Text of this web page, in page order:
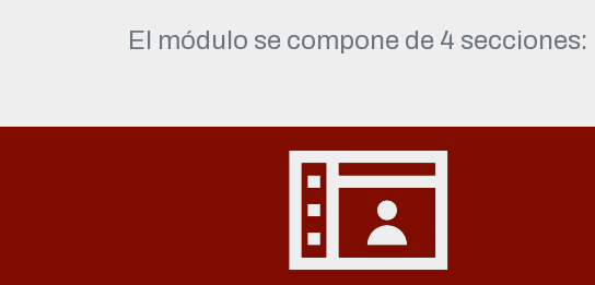
El módulo se compone de 4 secciones: